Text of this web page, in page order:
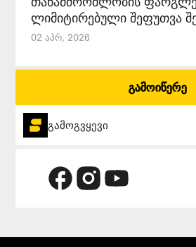
ლიმიტირებული შეფუთვა
02 Აპრ, 2026
გამოიწერე
გამოგვყევი